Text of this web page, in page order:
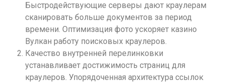
Быстродействующие серверы дают краулерам
сканировать больше документов за период
времени. Оптимизация фото ускоряет казино
Вулкан работу поисковых краулеров.
Качество внутренней перелинковки
устанавливает достижимость страниц для
краулеров. Упорядоченная архитектура ссылок